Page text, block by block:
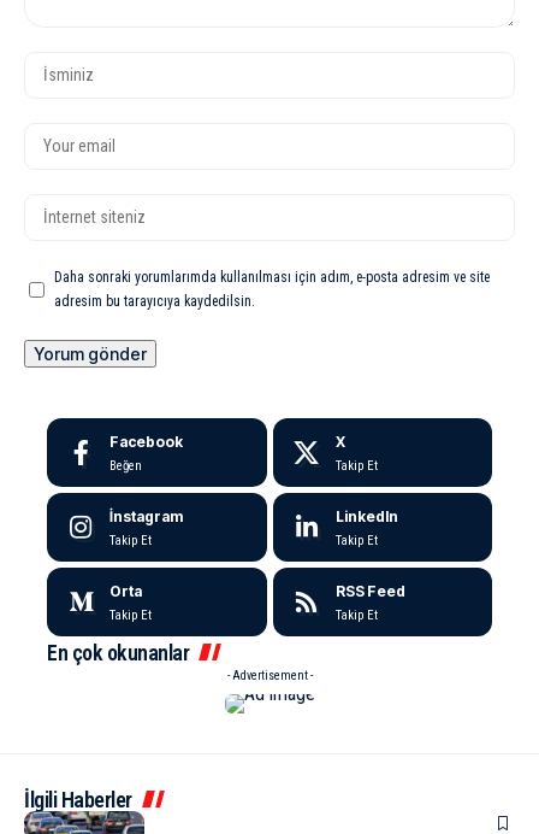
Daha sonraki yorumlarımda kullanılması için adım, e-posta adresim ve site
adresim bu tarayıcıya kaydedilsin.
Facebook
Beğen
X
Takip Et
İnstagram
Takip Et
LinkedIn
Takip Et
Orta
Takip Et
RSS Feed
Takip Et
En çok okunanlar
- Advertisement -
İlgili Haberler
EKONOMI